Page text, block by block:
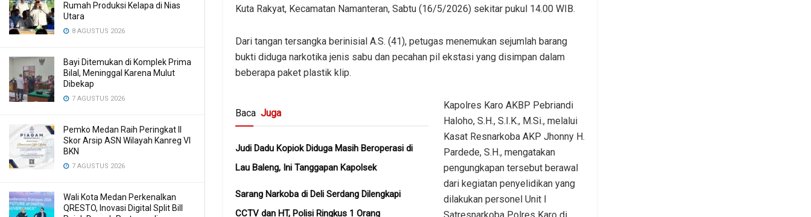
Rumah Produksi Kelapa di Nias
Utara
8 AGUSTUS 2026
Bayi Ditemukan di Komplek Prima
Bilal, Meninggal Karena Mulut
Dibekap
7 AGUSTUS 2026
Pemko Medan Raih Peringkat II
Skor Arsip ASN Wilayah Kanreg VI
BKN
7 AGUSTUS 2026
Wali Kota Medan Perkenalkan
QRESTO, Inovasi Digital Split Bill
Kuta Rakyat, Kecamatan Namanteran, Sabtu (16/5/2026) sekitar pukul 14.00 WIB.
Dari tangan tersangka berinisial A.S. (41), petugas menemukan sejumlah barang
bukti diduga narkotika jenis sabu dan pecahan pil ekstasi yang disimpan dalam
beberapa paket plastik klip.
Baca Juga
Judi Dadu Kopiok Diduga Masih Beroperasi di
Lau Baleng, Ini Tanggapan Kapolsek
Sarang Narkoba di Deli Serdang Dilengkapi
CCTV dan HT, Polisi Ringkus 1 Orang
Kapolres Karo AKBP Pebriandi
Haloho, S.H., S.I.K., M.Si., melalui
Kasat Resnarkoba AKP Jhonny H.
Pardede, S.H., mengatakan
pengungkapan tersebut berawal
dari kegiatan penyelidikan yang
dilakukan personel Unit I
Satresnarkoba Polres Karo di